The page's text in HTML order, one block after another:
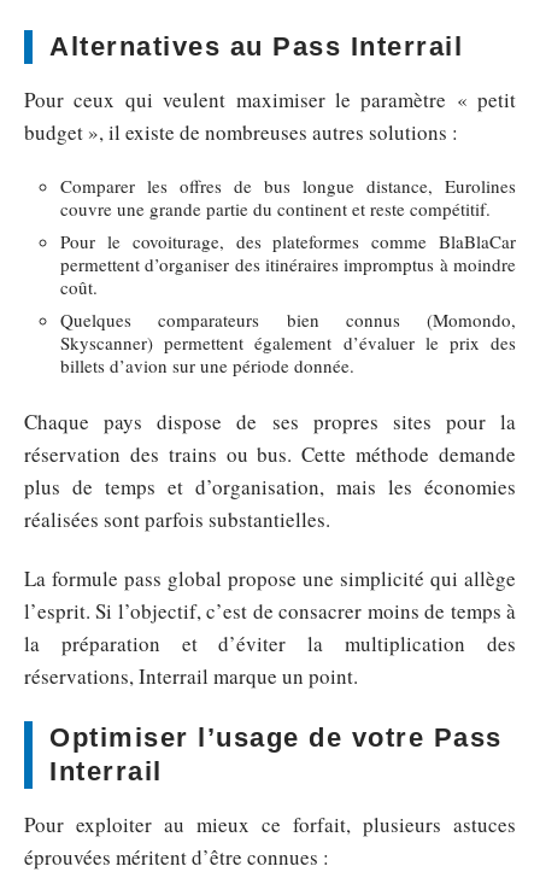
Alternatives au Pass Interrail
Pour ceux qui veulent maximiser le paramètre « petit
budget », il existe de nombreuses autres solutions :
Comparer les offres de bus longue distance, Eurolines
couvre une grande partie du continent et reste compétitif.
Pour le covoiturage, des plateformes comme BlaBlaCar
permettent d’organiser des itinéraires impromptus à moindre
coût.
Quelques comparateurs bien connus (Momondo,
Skyscanner) permettent également d’évaluer le prix des
billets d’avion sur une période donnée.
Chaque pays dispose de ses propres sites pour la
réservation des trains ou bus. Cette méthode demande
plus de temps et d’organisation, mais les économies
réalisées sont parfois substantielles.
La formule pass global propose une simplicité qui allège
l’esprit. Si l’objectif, c’est de consacrer moins de temps à
la préparation et d’éviter la multiplication des
réservations, Interrail marque un point.
Optimiser l’usage de votre Pass
Interrail
Pour exploiter au mieux ce forfait, plusieurs astuces
éprouvées méritent d’être connues :